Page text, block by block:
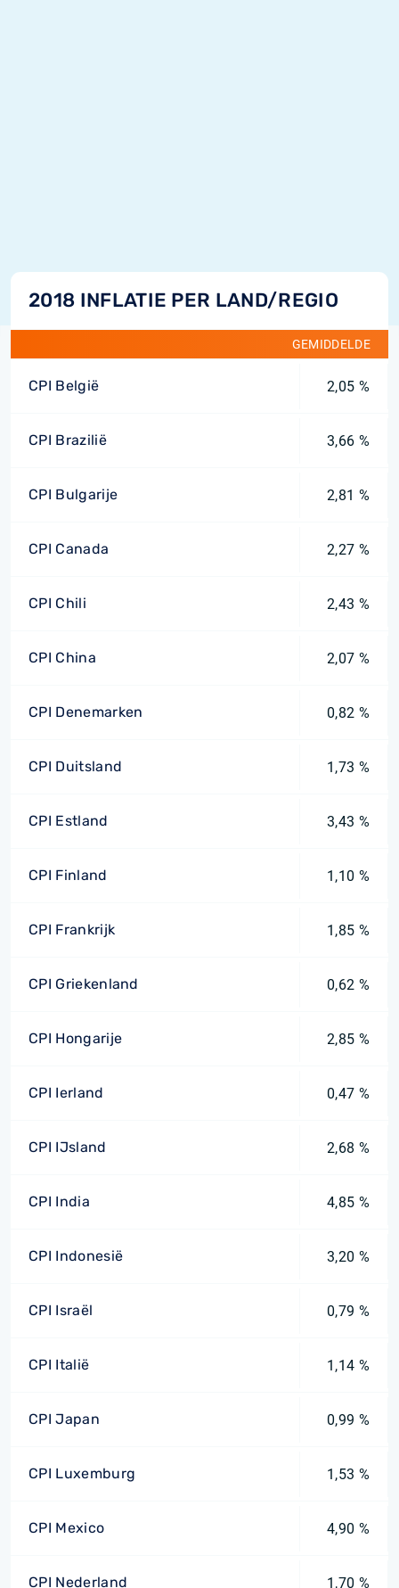
2018 INFLATIE PER LAND/REGIO
GEMIDDELDE
CPI België 2,05 %
CPI Brazilië 3,66 %
CPI Bulgarije 2,81 %
CPI Canada 2,27 %
CPI Chili 2,43 %
CPI China 2,07 %
CPI Denemarken 0,82 %
CPI Duitsland 1,73 %
CPI Estland 3,43 %
CPI Finland 1,10 %
CPI Frankrijk 1,85 %
CPI Griekenland 0,62 %
CPI Hongarije 2,85 %
CPI Ierland 0,47 %
CPI IJsland 2,68 %
CPI India 4,85 %
CPI Indonesië 3,20 %
CPI Israël 0,79 %
CPI Italië 1,14 %
CPI Japan 0,99 %
CPI Luxemburg 1,53 %
CPI Mexico 4,90 %
CPI Nederland 1,70 %